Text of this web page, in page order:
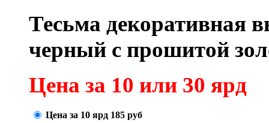
Тесьма декоративная
черный с прошитой
Цена за 10 или 30 ярд
Цена за 10 ярд 185 руб